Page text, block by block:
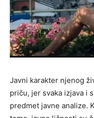
Javni karakter njenog
priču, jer svaka izjava i
predmet javne analize.